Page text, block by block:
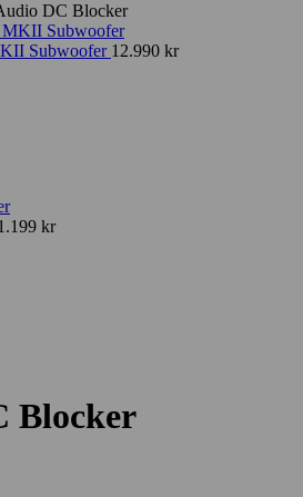
DC Blocker
Subwoofer 12.990 kr
kr
Blocker